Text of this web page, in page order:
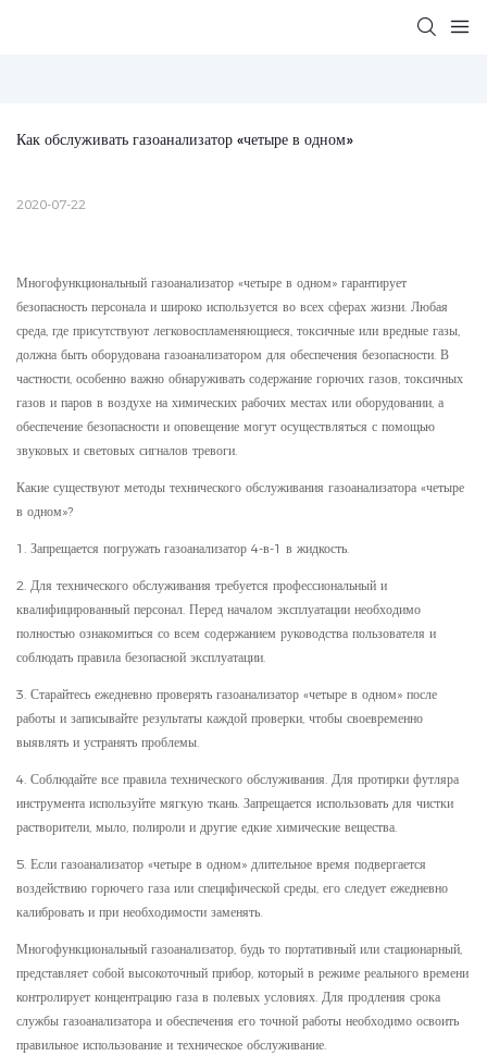
Как обслуживать газоанализатор «четыре в одном»
2020-07-22
Многофункциональный газоанализатор «четыре в одном» гарантирует
безопасность персонала и широко используется во всех сферах жизни. Любая
среда, где присутствуют легковоспламеняющиеся, токсичные или вредные газы,
должна быть оборудована газоанализатором для обеспечения безопасности. В
частности, особенно важно обнаруживать содержание горючих газов, токсичных
газов и паров в воздухе на химических рабочих местах или оборудовании, а
обеспечение безопасности и оповещение могут осуществляться с помощью
звуковых и световых сигналов тревоги.
Какие существуют методы технического обслуживания газоанализатора «четыре
в одном»?
1. Запрещается погружать газоанализатор 4-в-1 в жидкость.
2. Для технического обслуживания требуется профессиональный и
квалифицированный персонал. Перед началом эксплуатации необходимо
полностью ознакомиться со всем содержанием руководства пользователя и
соблюдать правила безопасной эксплуатации.
3. Старайтесь ежедневно проверять газоанализатор «четыре в одном» после
работы и записывайте результаты каждой проверки, чтобы своевременно
выявлять и устранять проблемы.
4. Соблюдайте все правила технического обслуживания. Для протирки футляра
инструмента используйте мягкую ткань. Запрещается использовать для чистки
растворители, мыло, полироли и другие едкие химические вещества.
5. Если газоанализатор «четыре в одном» длительное время подвергается
воздействию горючего газа или специфической среды, его следует ежедневно
калибровать и при необходимости заменять.
Многофункциональный газоанализатор, будь то портативный или стационарный,
представляет собой высокоточный прибор, который в режиме реального времени
контролирует концентрацию газа в полевых условиях. Для продления срока
службы газоанализатора и обеспечения его точной работы необходимо освоить
правильное использование и техническое обслуживание.